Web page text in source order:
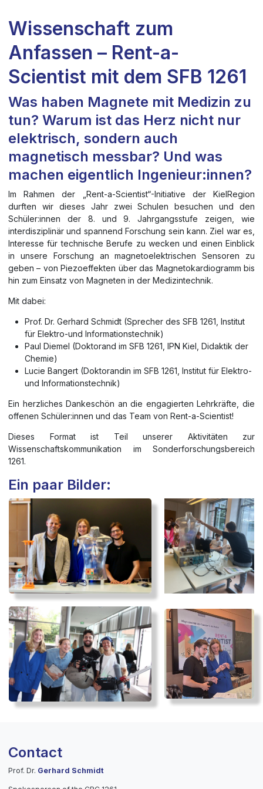
Wissenschaft zum
Anfassen – Rent-a-
Scientist mit dem SFB 1261
Was haben Magnete mit Medizin zu
tun? Warum ist das Herz nicht nur
elektrisch, sondern auch
magnetisch messbar? Und was
machen eigentlich Ingenieur:innen?
Im Rahmen der „Rent-a-Scientist“-Initiative der KielRegion
durften wir dieses Jahr zwei Schulen besuchen und den
Schüler:innen der 8. und 9. Jahrgangsstufe zeigen, wie
interdisziplinär und spannend Forschung sein kann. Ziel war es,
Interesse für technische Berufe zu wecken und einen Einblick
in unsere Forschung an magnetoelektrischen Sensoren zu
geben – von Piezoeffekten über das Magnetokardiogramm bis
hin zum Einsatz von Magneten in der Medizintechnik.
Mit dabei:
Prof. Dr. Gerhard Schmidt (Sprecher des SFB 1261, Institut
für Elektro-und Informationstechnik)
Paul Diemel (Doktorand im SFB 1261, IPN Kiel, Didaktik der
Chemie)
Lucie Bangert (Doktorandin im SFB 1261, Institut für Elektro-
und Informationstechnik)
Ein herzliches Dankeschön an die engagierten Lehrkräfte, die
offenen Schüler:innen und das Team von Rent-a-Scientist!
Dieses Format ist Teil unserer Aktivitäten zur
Wissenschaftskommunikation im Sonderforschungsbereich
1261.
Ein paar Bilder:
Contact
Prof. Dr. Gerhard Schmidt